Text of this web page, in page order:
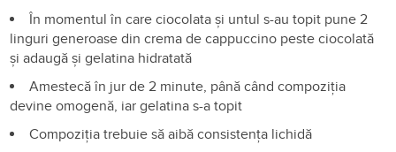
În momentul în care ciocolata și untul s-au topit pune 2
linguri generoase din crema de cappuccino peste ciocolată
și adaugă și gelatina hidratată
Amestecă în jur de 2 minute, până când compoziția
devine omogenă, iar gelatina s-a topit
Compoziția trebuie să aibă consistența lichidă